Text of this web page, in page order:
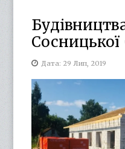
Дата: 29 Лип, 2019